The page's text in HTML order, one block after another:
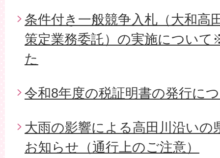
条件付き一般競争入札（大和高
策定業務委託）の実施につい
た
令和8年度の税証明書の発行に
大雨の影響による高田川沿いの
お知らせ（通行上のご注意）